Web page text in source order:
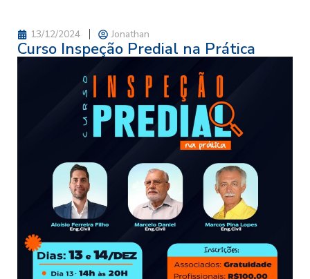
13/12/2024 Jonathan
Curso Inspeção Predial na Prática